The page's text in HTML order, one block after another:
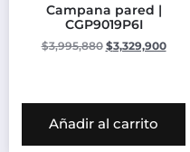
Campana pared |
CGP9019P6I
$3,995,880 $3,329,900
Añadir al carrito